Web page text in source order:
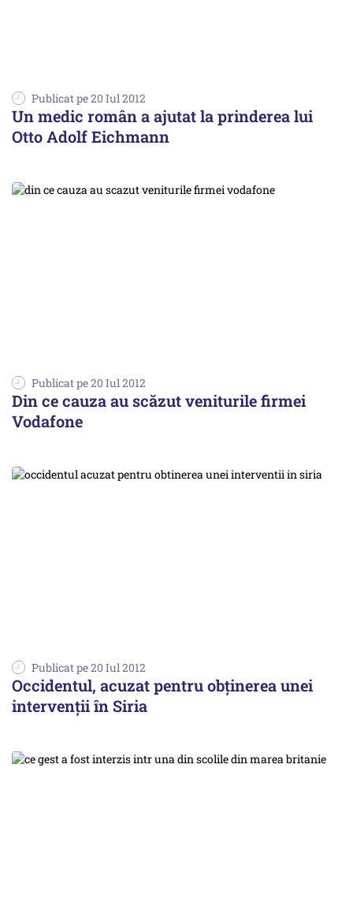
Publicat pe 20 Iul 2012
Un medic român a ajutat la prinderea lui
Otto Adolf Eichmann
Publicat pe 20 Iul 2012
Din ce cauza au scăzut veniturile firmei
Vodafone
Publicat pe 20 Iul 2012
Occidentul, acuzat pentru obținerea unei
intervenții în Siria